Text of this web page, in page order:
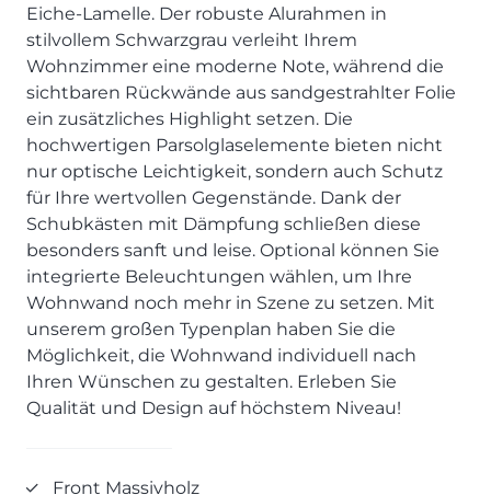
Bar- & Barhockersysteme
Beimöbel
Einzelstühle & Stuhlsysteme
Einzeltische & Tischsysteme
ALLES ANZEIGEN
SOFA, COUCH & CO.
2er Sofas & Funktionssofas
Systemgarnituren Leder
Systemgarnituren Stoff
Sessel & Hocker
ALLES ANZEIGEN
SCHLAFZIMMER
Polsterbetten & Boxspring
KÜCHENTECHNIK
Dunstabzug im Kochfeld
Bora - The end of normal
Neff - Mehr Raum für Kreativität
Siemens - Intelligente Lösungen für dein Zuhause
Liebherr - hat den Kühlschrank zwar nicht neu erfunden.
Aber fast.
Naber - Für die perfekte Küche
Quooker – Der Wasserhahn, der alles kann
Systemceram - Das Geheimnis langlebiger
Küchenspülen
Villeroy & Boch - Design trifft auf Funktionalität
Lebensraum Küche
KÜCHEN PROSPEKTE
Lebensraum Küche
Prisma Journal
KÜCHENTECHNIK
Neff - Mehr Raum für Kreativität
BORA - The end of normal
AKTIONEN
Der neue MDS Prospekt
25 Küchen zu Sonderkonditionen
SCHLAFZIMMER
ALLES ANZEIGEN
ESSZIMMER
ALLES ANZEIGEN
KÜCHE
ALLE ANZEIGEN
Historie & Philosophie
360° Rundgang
Kunden-Bewertungen
Über uns
UNSER SERVICE
Aufmaß-Service
Entsorgungs-Service
Finanzkauf-Service
Montage-Service
Interior Design Service
Newsletter-Anmeldung
SERVICES IM ÜBERBLICK
Auszubildende (m/w/d) - Kaufleute im Einzelhandel
Eiche-Lamelle. Der robuste Alurahmen in
stilvollem Schwarzgrau verleiht Ihrem
Wohnzimmer eine moderne Note, während die
sichtbaren Rückwände aus sandgestrahlter Folie
ein zusätzliches Highlight setzen. Die
hochwertigen Parsolglaselemente bieten nicht
nur optische Leichtigkeit, sondern auch Schutz
für Ihre wertvollen Gegenstände. Dank der
Schubkästen mit Dämpfung schließen diese
besonders sanft und leise. Optional können Sie
integrierte Beleuchtungen wählen, um Ihre
Wohnwand noch mehr in Szene zu setzen. Mit
unserem großen Typenplan haben Sie die
Möglichkeit, die Wohnwand individuell nach
Ihren Wünschen zu gestalten. Erleben Sie
Qualität und Design auf höchstem Niveau!
Front Massivholz